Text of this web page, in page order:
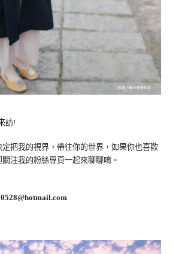
訪!
把我的視界，帶往你的世界，如果你也喜歡
注我的粉絲專頁一起來聊聊唷。